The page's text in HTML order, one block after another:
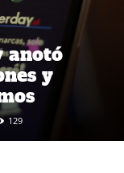
anotó
y
129